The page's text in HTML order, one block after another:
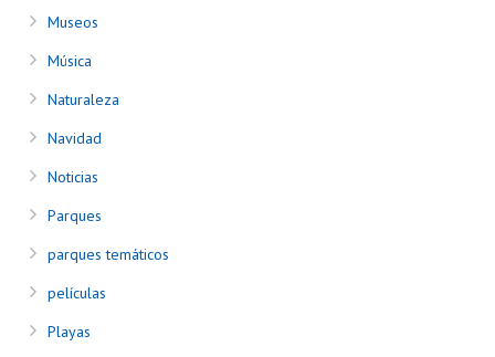
Museos
Música
Naturaleza
Navidad
Noticias
Parques
parques temáticos
películas
Playas